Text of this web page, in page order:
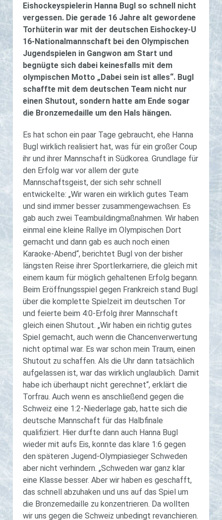
Eishockeyspielerin Hanna Bugl so schnell nicht
vergessen. Die gerade 16 Jahre alt gewordene
Torhüterin war mit der deutschen Eishockey-U
16-Nationalmannschaft bei den Olympischen
Jugendspielen in Gangwon am Start und
begnügte sich dabei keinesfalls mit dem
olympischen Motto „Dabei sein ist alles“. Bugl
schaffte mit dem deutschen Team nicht nur
einen Shutout, sondern hatte am Ende sogar
die Bronzemedaille um den Hals hängen.
Es hat schon ein paar Tage gebraucht, ehe Hanna
Bugl wirklich realisiert hat, was für ein großer Coup
ihr und ihrer Mannschaft in Südkorea. Grundlage für
den Erfolg war vor allem der gute
Mannschaftsgeist, der sich sehr schnell
entwickelte: „Wir waren ein wirklich gutes Team
und sind immer besser zusammengewachsen. Es
gab auch zwei Teambuildingmaßnahmen. Wir haben
einmal eine kleine Rallye im Olympischen Dort
gemacht und dann gab es auch noch einen
Karaoke-Abend“, berichtet Bugl von der bisher
längsten Reise ihrer Sportlerkarriere, die gleich mit
einem kaum für möglich gehaltenen Erfolg begann.
Beim Eröffnungsspiel gegen Frankreich stand Bugl
über die komplette Spielzeit im deutschen Tor
und feierte beim 4:0-Erfolg ihrer Mannschaft
gleich einen Shutout. „Wir haben ein richtig gutes
Spiel gemacht, auch wenn die Chancenverwertung
nicht optimal war. Es war schon mein Traum, einen
Shutout zu schaffen. Als die Uhr dann tatsächlich
aufgelassen ist, war das wirklich unglaublich. Damit
habe ich überhaupt nicht gerechnet“, erklärt die
Torfrau. Auch wenn es anschließend gegen die
Schweiz eine 1:2-Niederlage gab, hatte sich die
deutsche Mannschaft für das Halbfinale
qualifiziert. Hier durfte dann auch Hanna Bugl
wieder mit aufs Eis, konnte das klare 1:6 gegen
den späteren Jugend-Olympiasieger Schweden
aber nicht verhindern. „Schweden war ganz klar
eine Klasse besser. Aber wir haben es geschafft,
das schnell abzuhaken und uns auf das Spiel um
die Bronzemedaille zu konzentrieren. Da wollten
wir uns gegen die Schweiz unbedingt revanchieren.